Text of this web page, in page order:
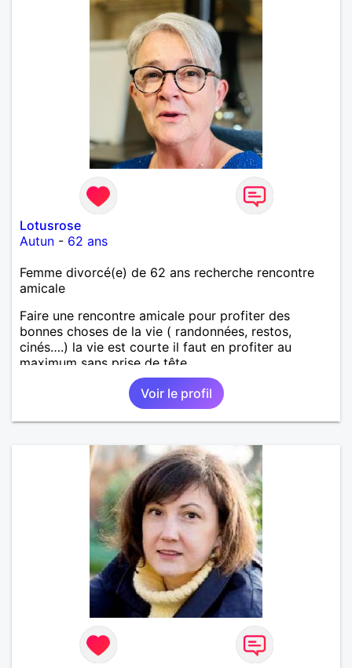
Lotusrose
Autun - 62 ans
Femme divorcé(e) de 62 ans recherche rencontre
amicale
Faire une rencontre amicale pour profiter des
bonnes choses de la vie ( randonnées, restos,
cinés….) la vie est courte il faut en profiter au
maximum sans prise de tête
Voir le profil